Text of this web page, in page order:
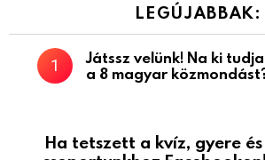
LEGÚJABBAK:
Játssz velünk! Na ki
a 8 magyar
Ha tetszett a kvíz, gyere